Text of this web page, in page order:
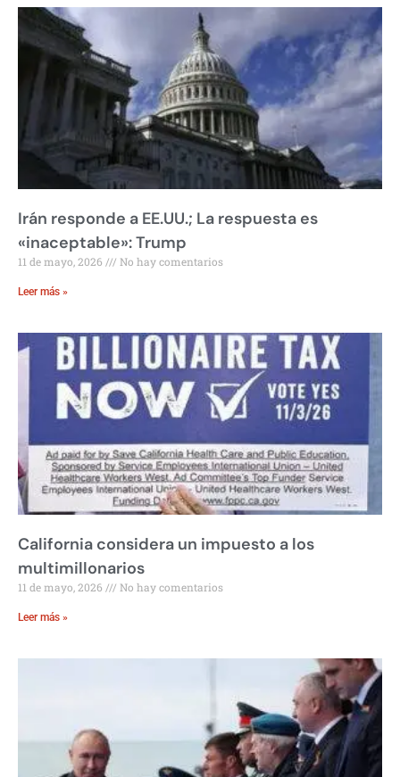
Irán responde a EE.UU.; La respuesta es
«inaceptable»: Trump
11 de mayo, 2026 No hay comentarios
Leer más »
California considera un impuesto a los
multimillonarios
11 de mayo, 2026 No hay comentarios
Leer más »